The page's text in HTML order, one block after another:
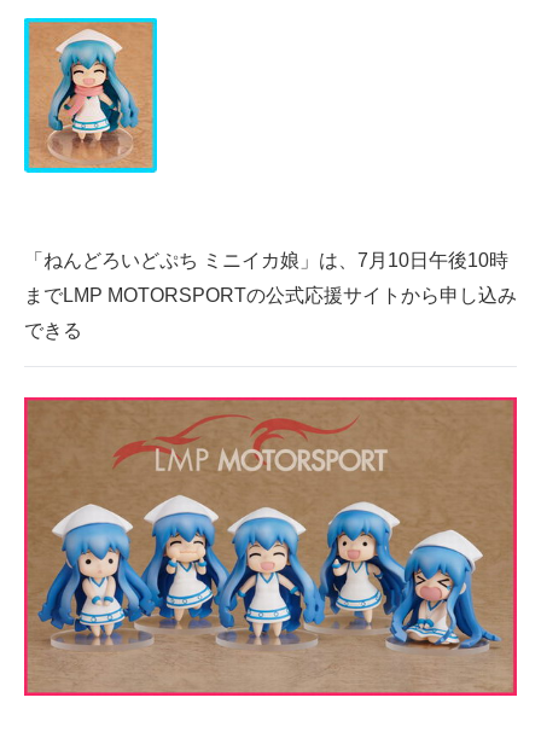
「ねんどろいどぷち ミニイカ娘」は、7月10日午後10時
までLMP MOTORSPORTの公式応援サイトから申し込み
できる